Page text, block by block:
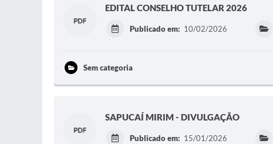
EDITAL CONSELHO TUTELAR 2026
Publicado em: 10/02/2026
Sem categoria
SAPUCAÍ MIRIM - DIVULGAÇÃO
Publicado em: 15/01/2026